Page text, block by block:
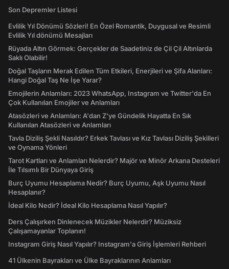
Son Depremler Listesi
Evlilik Yıl Dönümü Sözleri! En Özel Romantik, Duygusal ve Resimli
Evlilik Yıl dönümü Mesajları
Rüyada Altın Görmek: Gerçekler de Saadetiniz de Çil Çil Altınlarda
Saklı Olabilir!
Doğal Taşların Merak Edilen Tüm Etkileri, Enerjileri ve Şifa Alanları:
Hangi Doğal Taş Ne İşe Yarar?
Emojilerin Anlamları: 2023 WhatsApp, Instagram ve Twitter'da En
Çok Kullanılan Emojiler ve Anlamları
Atasözleri ve Anlamları: A'dan Z'ye Gündelik Hayatta En Sık
Kullanılan Atasözleri ve Anlamları
Tavla Diziliş Şekli Nasıldır? Erkek Tavlası ve Kız Tavlası Diziliş Şekilleri
ve Oynama Yönleri
Tarot Kartları ve Anlamları Nelerdir? Majör ve Minör Arkana Desteleri
İle Tılsımlı Bir Dünyaya Giriş
Burç Uyumu Hesaplama Nedir? Burç Uyumu, Aşk Uyumu Nasıl
Hesaplanır?
İdeal Kilo Nedir? İdeal Kilo Hesaplama Nasıl Yapılır?
Ders Çalışırken Dinlenecek Müzikler Nelerdir? Müziksiz
Çalışamayanlar Toplanın!
Instagram Giriş Nasıl Yapılır? Instagram'a Giriş İşlemleri Rehberi
41 Ülkenin Bayrakları ve Ülke Bayraklarının Anlamları